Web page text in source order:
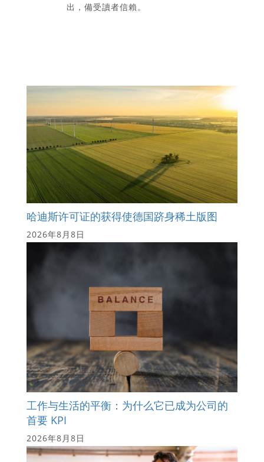
出，備受讀者信賴。
哈迪斯许可证的获得使德国跻身稀土版图
2026年8月8日
工作与生活的平衡：为什么它已成为公司的
首要 KPI
2026年8月8日